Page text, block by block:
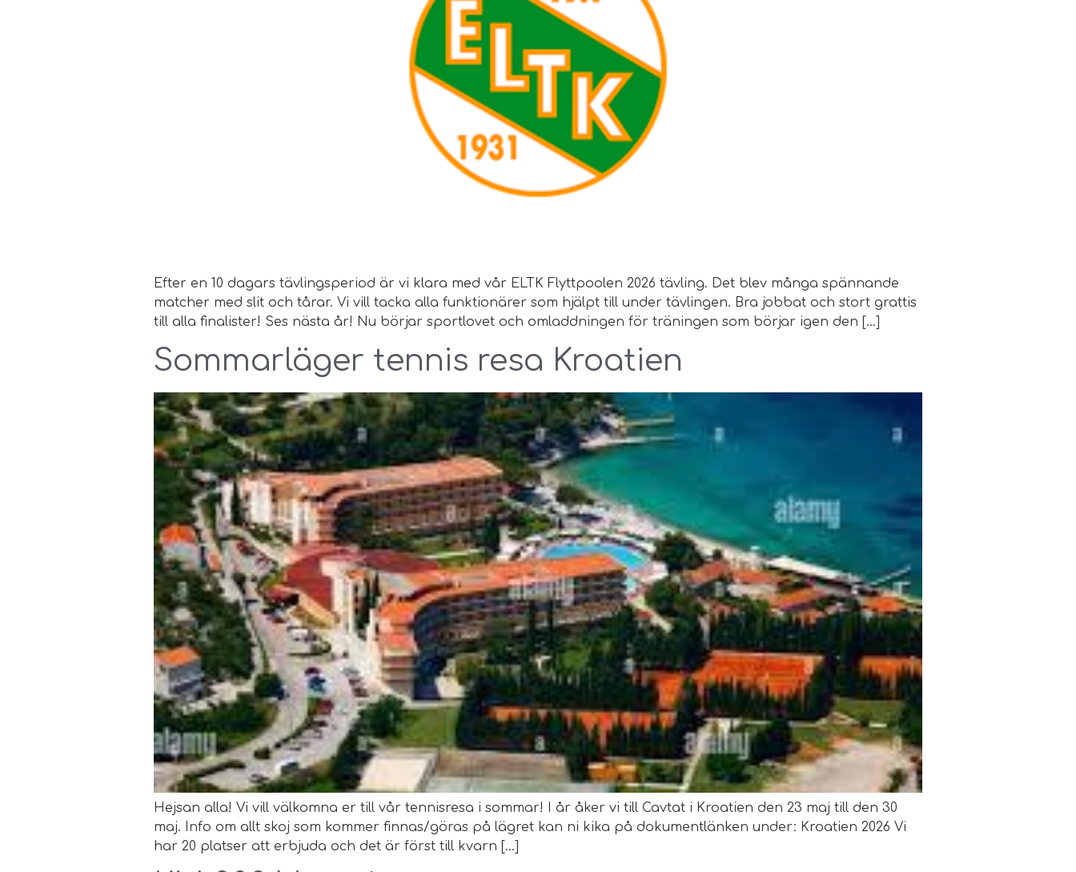
Efter en 10 dagars tävlingsperiod är vi klara med vår ELTK Flyttpoolen 2026 tävling. Det blev många spännande
matcher med slit och tårar. Vi vill tacka alla funktionärer som hjälpt till under tävlingen. Bra jobbat och stort grattis
till alla finalister! Ses nästa år! Nu börjar sportlovet och omladdningen för träningen som börjar igen den […]
Sommarläger tennis resa Kroatien
Hejsan alla! Vi vill välkomna er till vår tennisresa i sommar! I år åker vi till Cavtat i Kroatien den 23 maj till den 30
maj. Info om allt skoj som kommer finnas/göras på lägret kan ni kika på dokumentlänken under: Kroatien 2026 Vi
har 20 platser att erbjuda och det är först till kvarn […]